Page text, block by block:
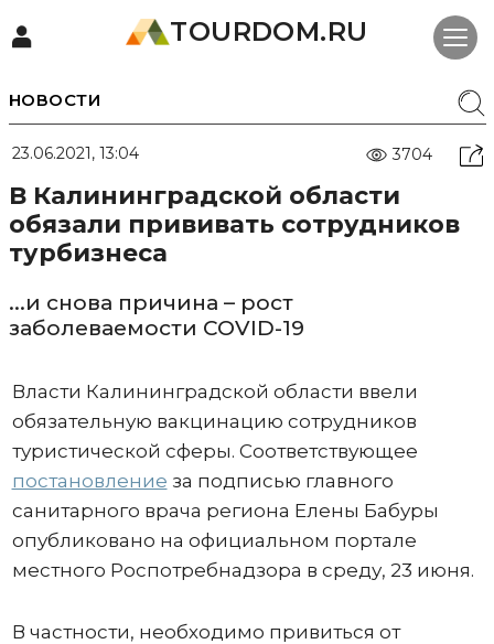
TOURDOM.RU
НОВОСТИ
23.06.2021, 13:04 3704
В Калининградской области
обязали прививать сотрудников
турбизнеса
...и снова причина – рост
заболеваемости COVID-19
Власти Калининградской области ввели
обязательную вакцинацию сотрудников
туристической сферы. Соответствующее
постановление за подписью главного
санитарного врача региона Елены Бабуры
опубликовано на официальном портале
местного Роспотребнадзора в среду, 23 июня.
В частности, необходимо привиться от